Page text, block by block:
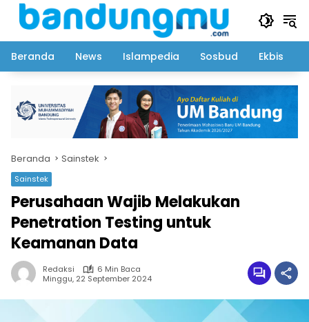
Langsung
Beranda
News Islampedia Sosbud Ekbis
Beranda Sainstek
Sainstek
Perusahaan Wajib Melakukan
Penetration Testing untuk
Keamanan Data
Redaksi
6 Min Baca
Minggu, 22 September 2024